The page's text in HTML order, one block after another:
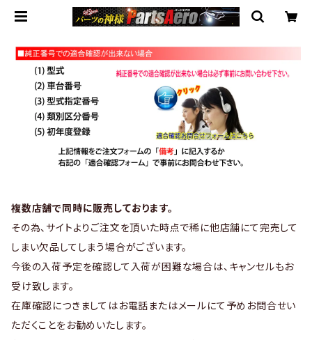
複数店舗で同時に販売しております。
その為、サイトよりご注文を頂いた時点で稀に他店舗にて完売して
しまい欠品してしまう場合がございます。
今後の入荷予定を確認して入荷が困難な場合は、キャンセルもお
受け致します。
在庫確認につきましてはお電話またはメールにて予めお問合せい
ただくことをお勧めいたします。